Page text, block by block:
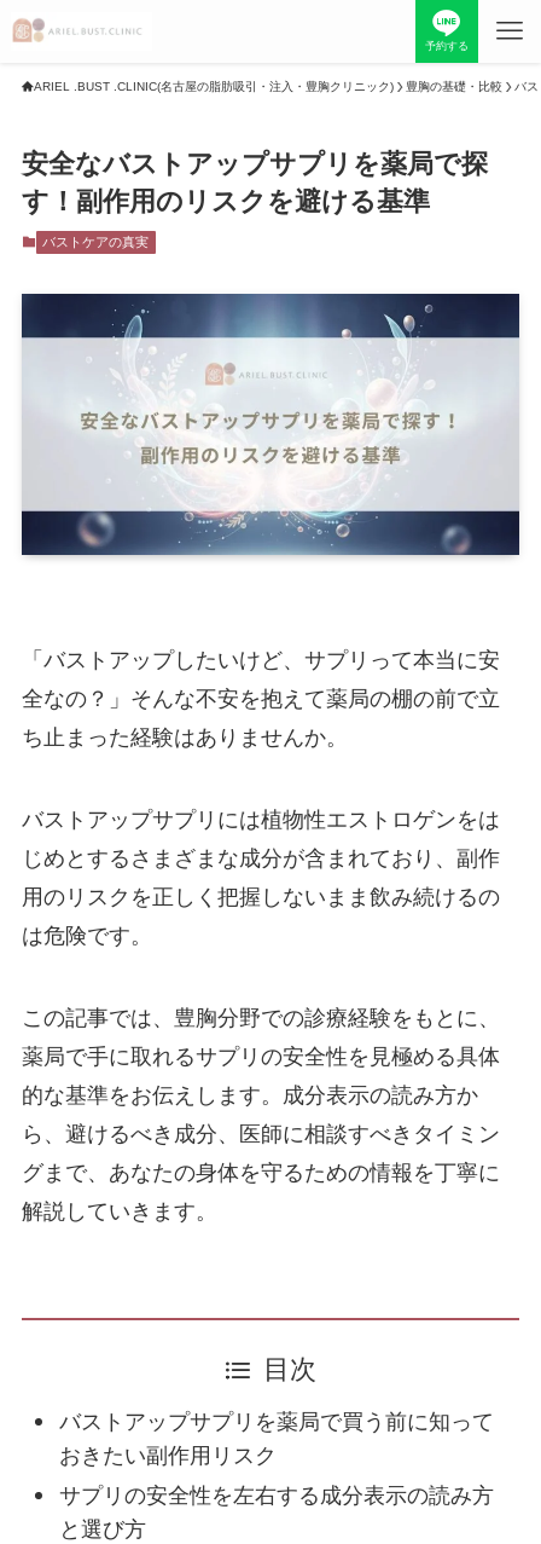
当院について
最新情報
料金表
採用情報
初めての方へ
お問い合わせ
院長紹介
美容コラム
最新情報
リウムや胸部レントゲンへの影響
豊胸後のマンモグラフィは可能？検査を受け
や異常を早期発見するための知識
シリコンのメーカー保証をチェック！バッグ
の破損時に受けられるサポート
目元のたるみ
予約する
ARIEL .BUST .CLINIC(名古屋の脂肪吸引・注入・豊胸クリニック) 豊胸の基礎・比較 バ
安全なバストアップサプリを薬局で探
す！副作用のリスクを避ける基準
バストケアの真実
「バストアップしたいけど、サプリって本当に安
全なの？」そんな不安を抱えて薬局の棚の前で立
ち止まった経験はありませんか。
バストアップサプリには植物性エストロゲンをは
じめとするさまざまな成分が含まれており、副作
用のリスクを正しく把握しないまま飲み続けるの
は危険です。
この記事では、豊胸分野での診療経験をもとに、
薬局で手に取れるサプリの安全性を見極める具体
的な基準をお伝えします。成分表示の読み方か
ら、避けるべき成分、医師に相談すべきタイミン
グまで、あなたの身体を守るための情報を丁寧に
解説していきます。
目次
バストアップサプリを薬局で買う前に知って
おきたい副作用リスク
サプリの安全性を左右する成分表示の読み方
と選び方